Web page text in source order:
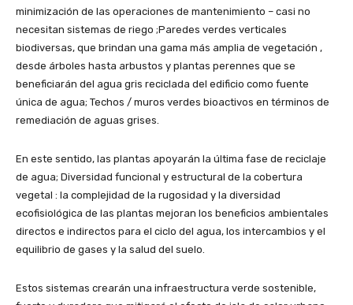
minimización de las operaciones de mantenimiento – casi no
necesitan sistemas de riego ;Paredes verdes verticales
biodiversas, que brindan una gama más amplia de vegetación ,
desde árboles hasta arbustos y plantas perennes que se
beneficiarán del agua gris reciclada del edificio como fuente
única de agua; Techos / muros verdes bioactivos en términos de
remediación de aguas grises.
En este sentido, las plantas apoyarán la última fase de reciclaje
de agua; Diversidad funcional y estructural de la cobertura
vegetal : la complejidad de la rugosidad y la diversidad
ecofisiológica de las plantas mejoran los beneficios ambientales
directos e indirectos para el ciclo del agua, los intercambios y el
equilibrio de gases y la salud del suelo.
Estos sistemas crearán una infraestructura verde sostenible,